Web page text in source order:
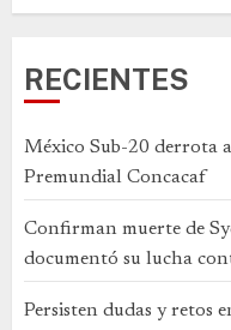
RECIENTES
México Sub-20 derrota
Premundial Concacaf
Confirman muerte de
documentó su lucha
Persisten dudas y retos